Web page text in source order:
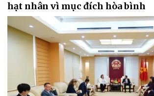
hạt nhân vì mục đích hòa bình